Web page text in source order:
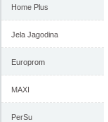
Home Plus
Jela Jagodina
Europrom
MAXI
PerSu